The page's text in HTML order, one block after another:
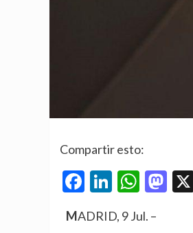
Compartir esto:
Facebook
LinkedIn
MADRID, 9 Jul. –